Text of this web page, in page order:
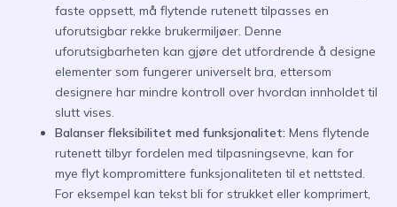
faste oppsett, må flytende rutenett tilpasses en
uforutsigbar rekke brukermiljøer. Denne
uforutsigbarheten kan gjøre det utfordrende å designe
elementer som fungerer universelt bra, ettersom
designere har mindre kontroll over hvordan innholdet til
slutt vises.
Balanser fleksibilitet med funksjonalitet: Mens flytende
rutenett tilbyr fordelen med tilpasningsevne, kan for
mye flyt kompromittere funksjonaliteten til et nettsted.
For eksempel kan tekst bli for strukket eller komprimert,